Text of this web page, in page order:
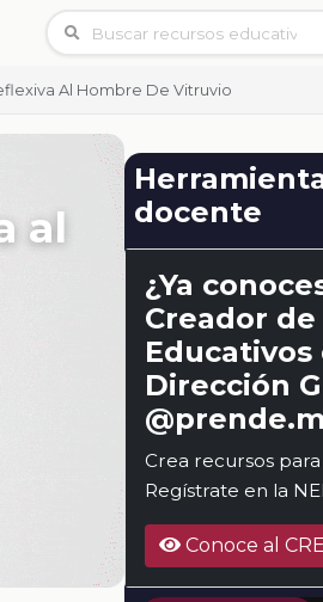
Al Hombre De Vitruvio
al
docente
¿Ya
Creador
Educativos
Dirección
Crea recursos para
Regístrate en la
Conoce al